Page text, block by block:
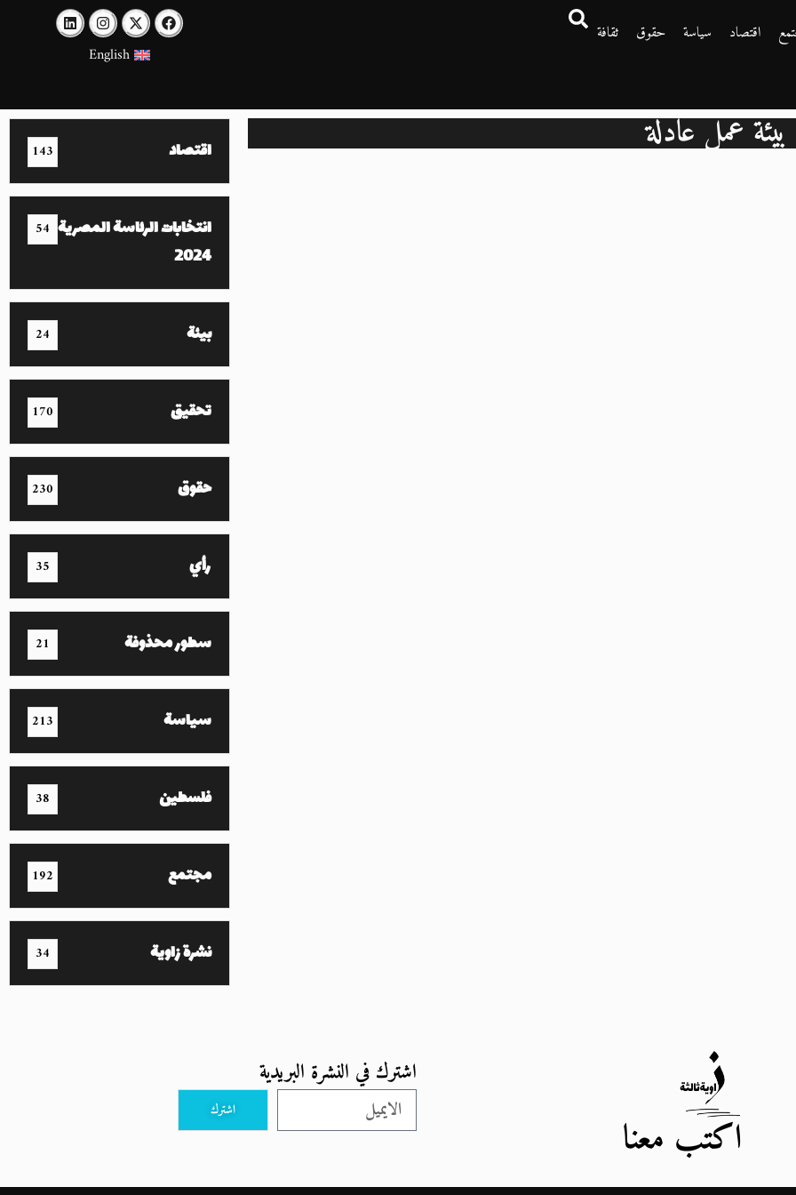
اقتصاد سياسة حقوق
ثقافة
English
بيئة عمل عادلة اقتصاد 143
انتخابات الرئاسة المصرية
2024
54
بيئة 24
تحقيق 170
حقوق 230
رأي 35
سطور محذوفة 21
سياسة 213
فلسطين 38
مجتمع 192
نشرة زاوية 34
اكتب معنا
اشترك في النشرة البريدية
اشترك